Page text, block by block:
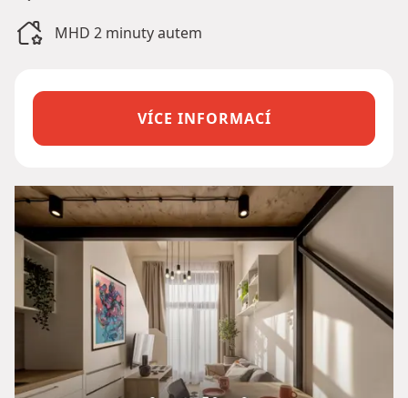
MHD 2 minuty autem
VÍCE INFORMACÍ